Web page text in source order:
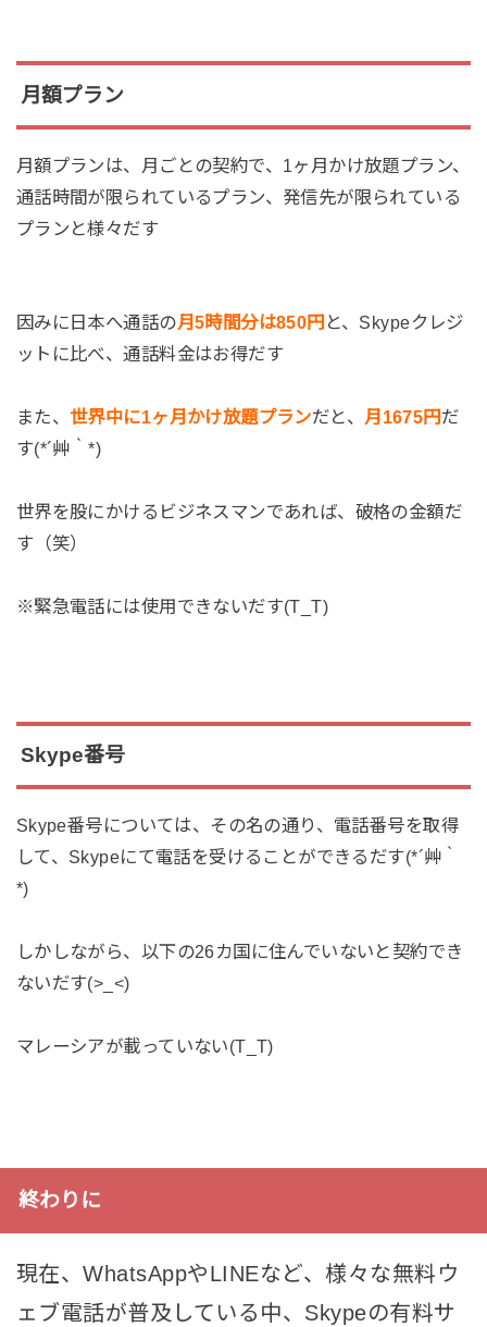
月額プラン
月額プランは、月ごとの契約で、1ヶ月かけ放題プラン、
通話時間が限られているプラン、発信先が限られている
プランと様々だす
因みに日本へ通話の月5時間分は850円 と、Skypeクレジ
ットに比べ、通話料金はお得だす
また、世界中に1ヶ月かけ放題プランだと、 月1675円 だ
す(*´艸｀*)
世界を股にかけるビジネスマンであれば、破格の金額だ
す（笑）
※緊急電話には使用できないだす(T_T)
Skype番号
Skype番号については、その名の通り、電話番号を取得
して、Skypeにて電話を受けることができるだす(*´艸｀
*)
しかしながら、以下の26カ国に住んでいないと契約でき
ないだす(>_<)
マレーシアが載っていない(T_T)
終わりに
現在、WhatsAppやLINEなど、様々な無料ウ
ェブ電話が普及している中、Skypeの有料サ